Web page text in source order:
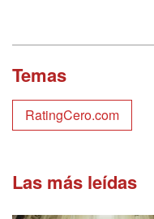
Temas
RatingCero.com
Las más leídas